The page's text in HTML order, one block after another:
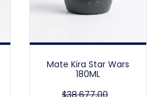
Mate Kira Star Wars
180ML